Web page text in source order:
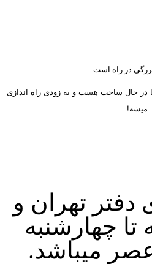
در راه است
در حال ساخت هست و به زودی راه اندازی
میشه!
تهران و
تا چهارشنبه